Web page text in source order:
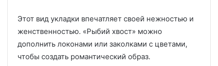
Этот вид укладки впечатляет своей нежностью и
женственностью. «Рыбий хвост» можно
дополнить локонами или заколками с цветами,
чтобы создать романтический образ.